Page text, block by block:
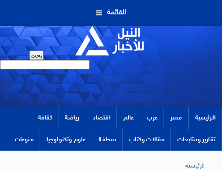
القائمة
الرئيسية مصر عرب عالم اقتصاد رياضة ثقافة
تقارير ومتابعات مقالات وكتاب صحافة علوم وتكنولوجيا منوعات
الرئيسية